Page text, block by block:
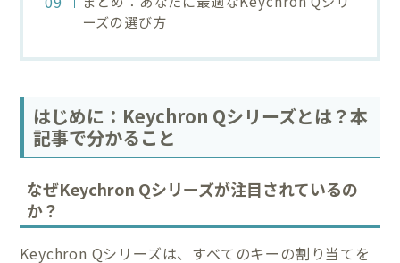
ーズの選び方
はじめに：Keychron Qシリーズとは？本
記事で分かること
なぜKeychron Qシリーズが注目されているの
か？
Keychron Qシリーズは、すべてのキーの割り当てを